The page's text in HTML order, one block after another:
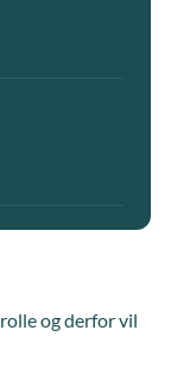
og derfor vil